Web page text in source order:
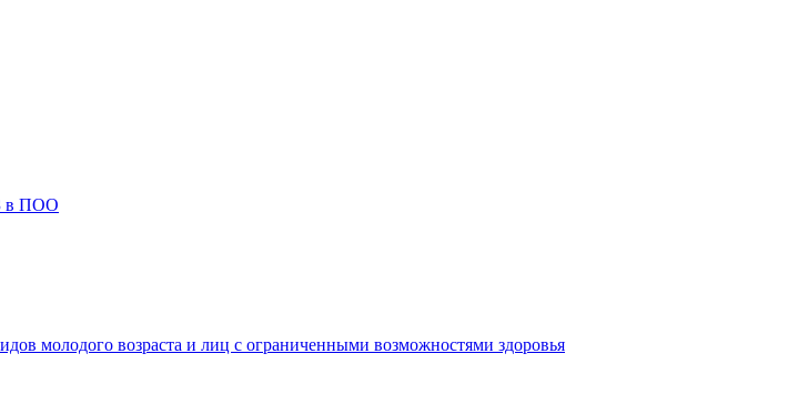
в ПОО
молодого возраста и лиц с ограниченными возможностями здоровья